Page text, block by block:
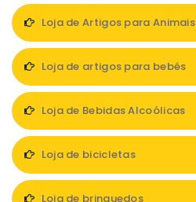
Loja de Artigos para Animais
Loja de artigos para bebés
Loja de Bebidas Alcoólicas
Loja de bicicletas
Loja de brinquedos